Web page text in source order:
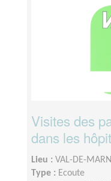
Visites des
dans les
Lieu : VAL-DE-
Type : Ecoute